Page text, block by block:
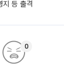
지 등 출격
0